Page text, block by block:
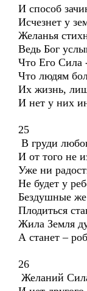
И способ
Исчезнет у
Желанья
Ведь Бог
Что Его Сила
Что людям
Их жизнь,
И нет у них
25
В груди
И от того не
Уже ни
Не будет у
Бездушные
Плодиться
Жила Земля
А станет –
26
Желаний